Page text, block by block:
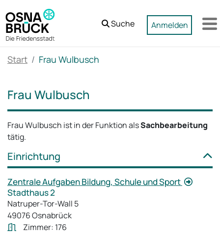
Zum Hauptinhalt springen
Suche Anmelden
Start Frau Wulbusch
Frau Wulbusch
Frau Wulbusch ist in der Funktion alsSachbearbeitung
tätig.
Einrichtung
Zentrale Aufgaben Bildung, Schule und Sport
Stadthaus 2
Natruper-Tor-Wall 5
49076 Osnabrück
Zimmer: 176